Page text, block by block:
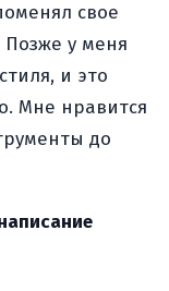
свое
у меня
и это
Мне нравится
до